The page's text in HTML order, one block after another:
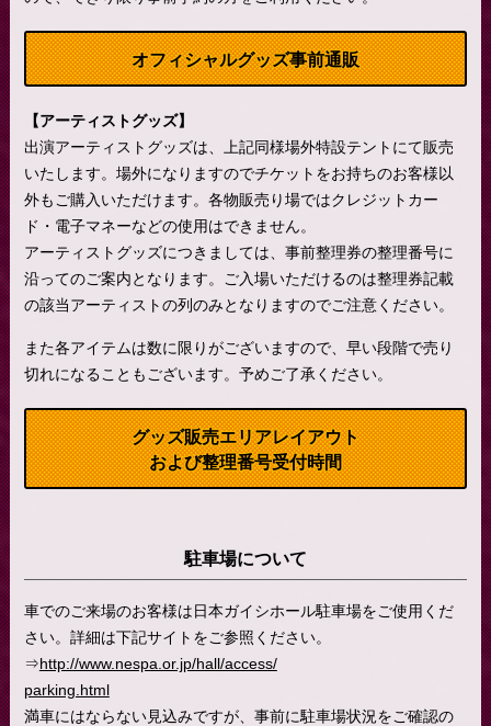
オフィシャルグッズ事前通販
【アーティストグッズ】
出演アーティストグッズは、上記同様場外特設テントにて販売
いたします。場外になりますのでチケットをお持ちのお客様以
外もご購入いただけます。各物販売り場ではクレジットカー
ド・電子マネーなどの使用はできません。
アーティストグッズにつきましては、事前整理券の整理番号に
沿ってのご案内となります。ご入場いただけるのは整理券記載
の該当アーティストの列のみとなりますのでご注意ください。
また各アイテムは数に限りがございますので、早い段階で売り
切れになることもございます。予めご了承ください。
グッズ販売エリアレイアウト
および整理番号受付時間
駐車場について
車でのご来場のお客様は日本ガイシホール駐車場をご使用くだ
さい。詳細は下記サイトをご参照ください。
⇒http://www.nespa.or.jp/hall/access/
parking.html
満車にはならない見込みですが、事前に駐車場状況をご確認の